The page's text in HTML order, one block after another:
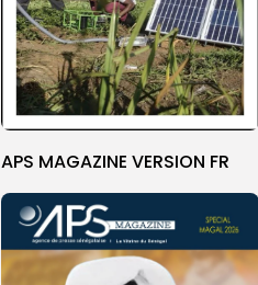
APS MAGAZINE VERSION FR